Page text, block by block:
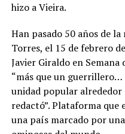
hizo a Vieira.
Han pasado 50 años de
Torres, el 15 de febrero
Javier Giraldo en
“más que un guerrillero…
unidad popular
redactó”. Plataforma que
una país marcado por